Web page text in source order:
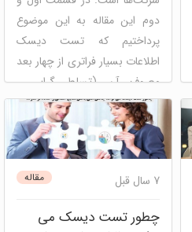
دوم این مقاله به این موضوع
پرداختیم که تست دیسک
اطلاعات بسیار فراتری از چهار بعد
معروف آن (تسلط گرایی ،
تاثیرگذاری ، ثبات و وظیفه
شناسی) را در ...
دیسک
شخصیت شناسی
مصاحبه و استخدام
استعداد
منابع انسانی
ارزیابی سازمانی و گروهی
مقاله 7 سال قبل
چطور تست دیسک می